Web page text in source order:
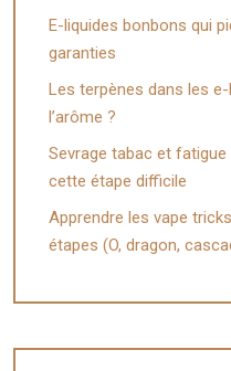
E-liquides bonbons qui
garanties
Les terpènes dans les
l’arôme ?
Sevrage tabac et
cette étape difficile
Apprendre les vape
étapes (O, dragon,